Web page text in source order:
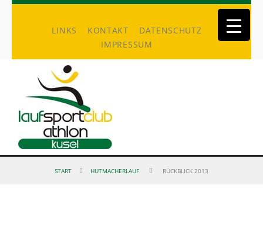
LINKS KONTAKT
DATENSCHUTZ
IMPRESSUM
START HUTMACHERLAUF RÜCKBLICK 2013